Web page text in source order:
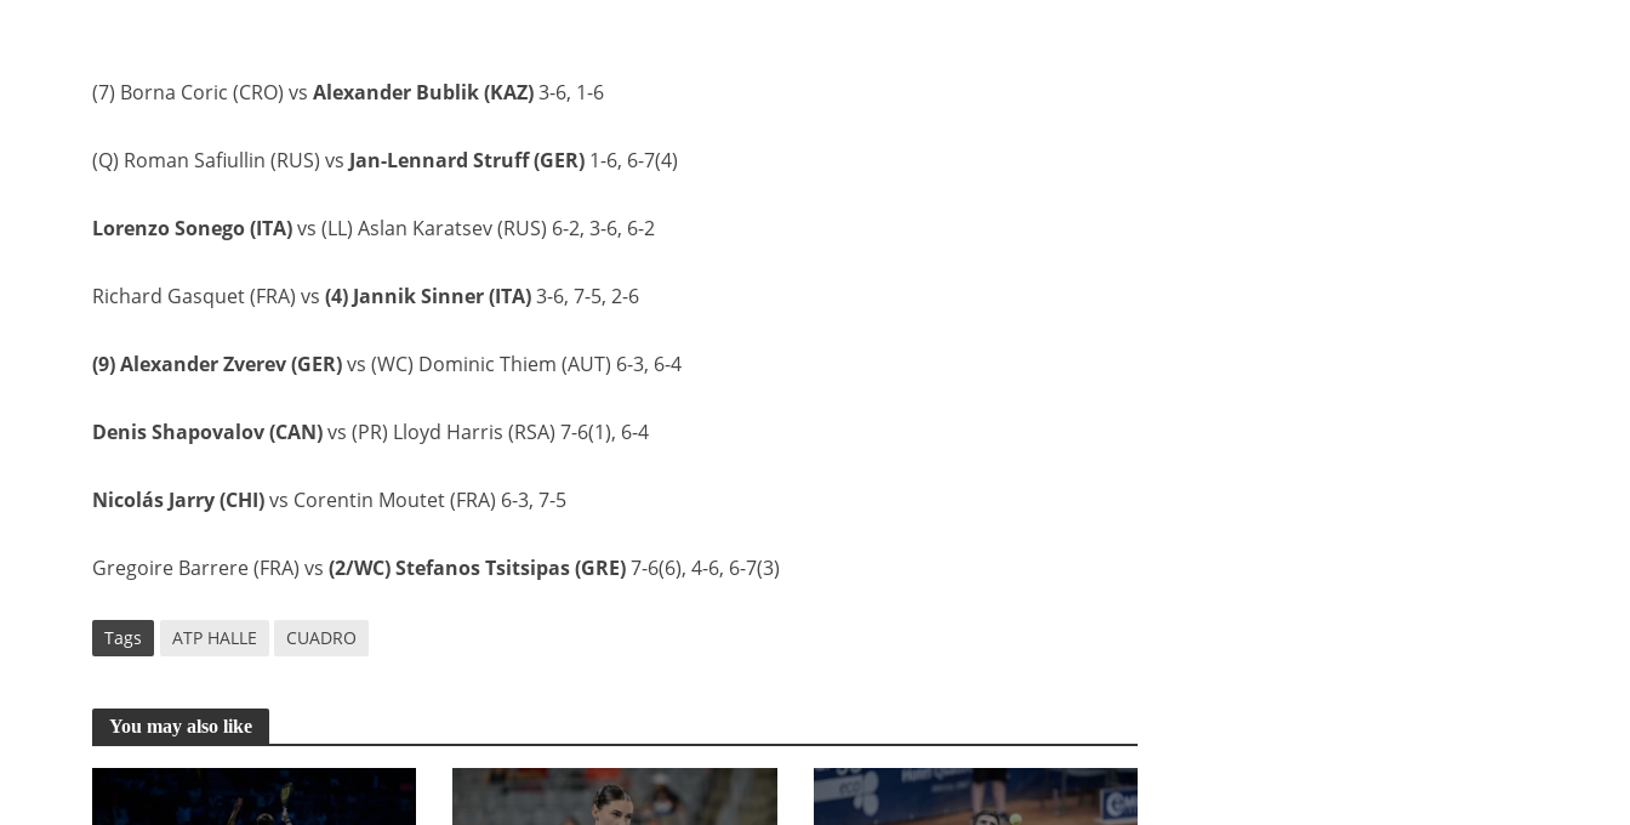
(7) Borna Coric (CRO) vs Alexander Bublik (KAZ)3-6, 1-6
(Q) Roman Safiullin (RUS) vs Jan-Lennard Struff (GER)1-6, 6-7(4)
Lorenzo Sonego (ITA)vs (LL) Aslan Karatsev (RUS) 6-2, 3-6, 6-2
Richard Gasquet (FRA) vs (4) Jannik Sinner (ITA)3-6, 7-5, 2-6
(9) Alexander Zverev (GER)vs (WC) Dominic Thiem (AUT) 6-3, 6-4
Denis Shapovalov (CAN)vs (PR) Lloyd Harris (RSA) 7-6(1), 6-4
Nicolás Jarry (CHI)vs Corentin Moutet (FRA) 6-3, 7-5
Gregoire Barrere (FRA) vs (2/WC) Stefanos Tsitsipas (GRE)7-6(6), 4-6, 6-7(3)
Tags ATP HALLE CUADRO
You may also like